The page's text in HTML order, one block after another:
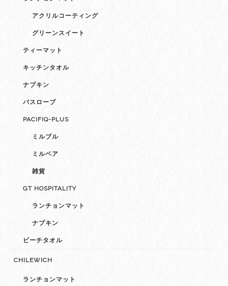
アクリルコーティング
グリーンスイート
ティーマット
キッチンタオル
ナプキン
バスローブ
PACIFIQ-PLUS
ミルブル
ミルベア
雑貨
GT HOSPITALITY
ランチョンマット
ナプキン
ビーチタオル
CHILEWICH
ランチョンマット